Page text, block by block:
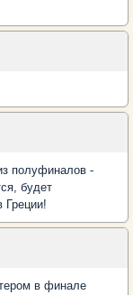
полуфиналов -
будет
в финале